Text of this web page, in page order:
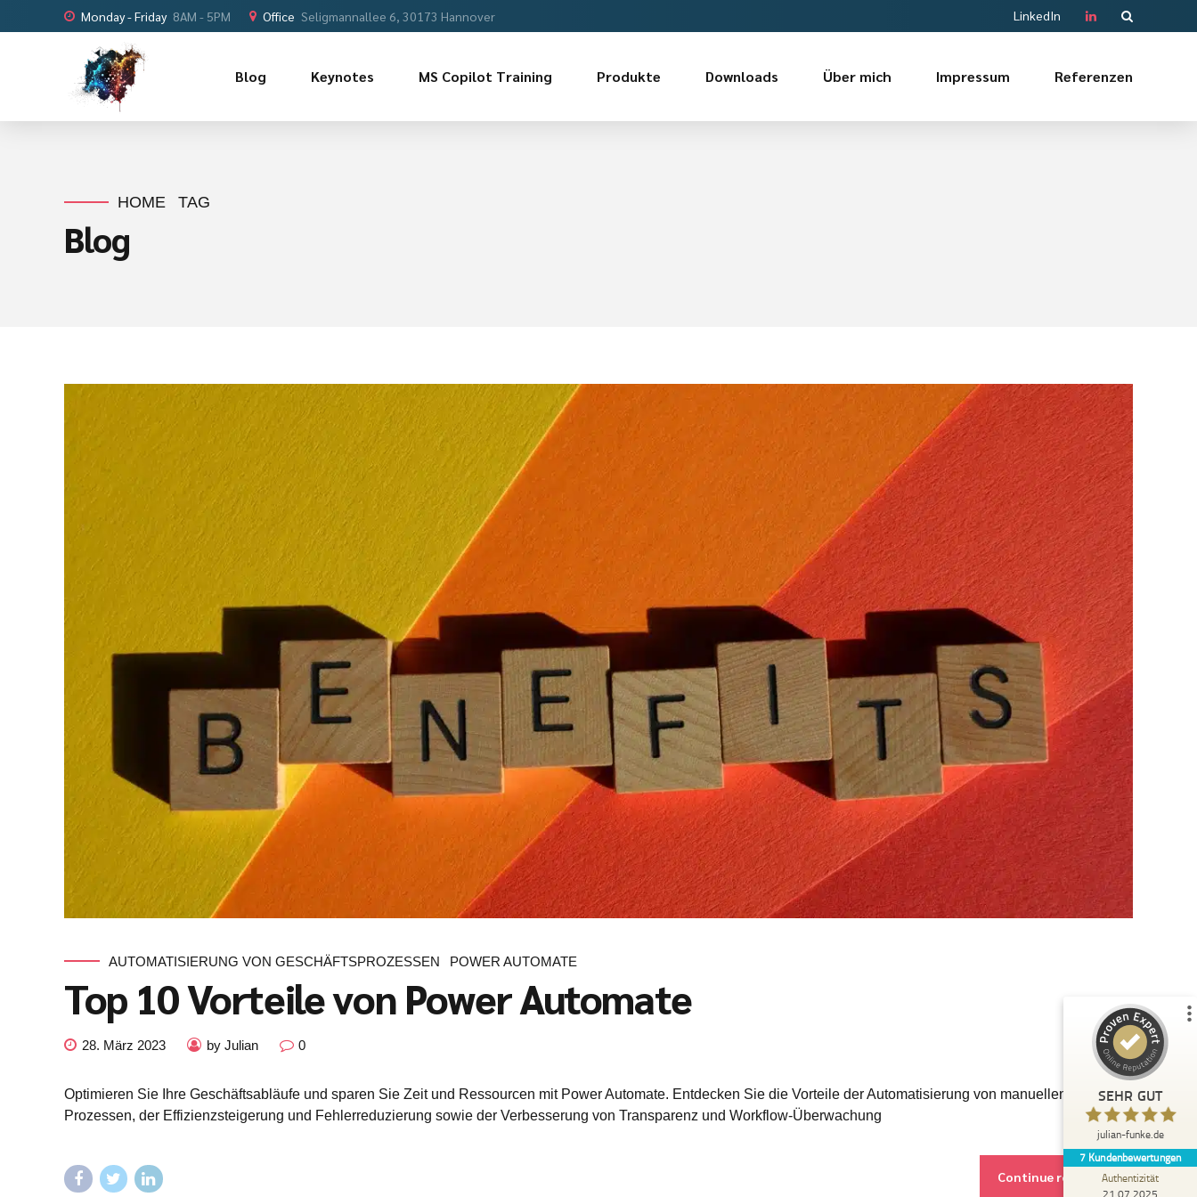
Monday - Friday 8AM - 5PM Office Seligmannallee 6, 30173 Hannover LinkedIn
Blog Keynotes MS Copilot Training Produkte Downloads Über mich Impressum Referenzen
HOME TAG
Blog
AUTOMATISIERUNG VON GESCHÄFTSPROZESSEN POWER AUTOMATE
Top 10 Vorteile von Power Automate
28. März 2023 by Julian 0
Optimieren Sie Ihre Geschäftsabläufe und sparen Sie Zeit und Ressourcen mit Power Automate. Entdecken Sie die Vorteile der Automatisierung von manuellen
Prozessen, der Effizienzsteigerung und Fehlerreduzierung sowie der Verbesserung von Transparenz und Workflow-Überwachung
Continue reading
SEHR GUT
julian-funke.de
7 Kundenbewertungen
Authentizität
21.07.2025
Kundenbewertungen und Erfahrungen zu
julian-funke.de
100
%
Empfehlungen auf
ProvenExpert.com
SEHR GUT
4,87
/
5,00
Erfahren Sie mehr über dieses Bewertungssiegel
Anonym
5,00
Julian Funke ist ein wirklicher Experte im KI
Bereich, der auch den technischen
Background mitbringt und Wis...